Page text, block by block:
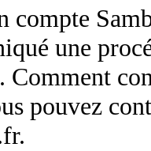
compte
une
Comment
pouvez